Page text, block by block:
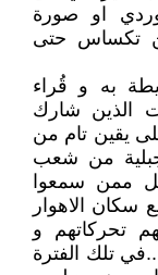
او صورة
تخرجه من تكساس حتى
به و قُراء
الذين شارك
يقين تام من
من شعب
ممن سمعوا
سكان الاهوار
تحركاتهم و
تلك الفترة